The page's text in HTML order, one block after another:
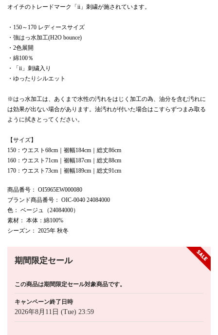
オイチのトレードマーク「ii」刺繍が施されています。
・150～170 レディースサイズ
・強はっ水加工(H2O bounce)
・2色展開
・綿100％
・「ii」刺繍入り
・ゆったりシルエット
※はっ水加工は、あくまで水性の汚れをはじく加工の為、油分を含む汚れに
は効果が出ない場合があります。油汚れが付いた場合はこすらずつまみ取る
ように拭きとってください。
【サイズ】
150：ウエスト68cm｜裾幅184cm｜総丈86cm
160：ウエスト71cm｜裾幅187cm｜総丈88cm
170：ウエスト73cm｜裾幅189cm｜総丈91cm
商品番号 ： OI5965EW000080
ブランド商品番号 ： OIC-0040 24084000
色 ： ベージュ（24084000）
素材 ： 本体：綿100%
シーズン ： 2025年 秋冬
期間限定セール
この商品は期間限定セール対象商品です。
キャンペーン終了日時
2026年8月11日 (Tue) 23:59